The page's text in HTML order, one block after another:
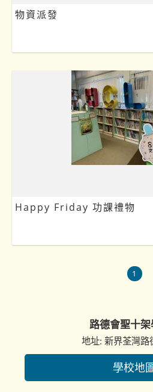
物資派發
Happy Friday 功課禮物
1
路德會聖十
地址: 新界荃灣路
學校地